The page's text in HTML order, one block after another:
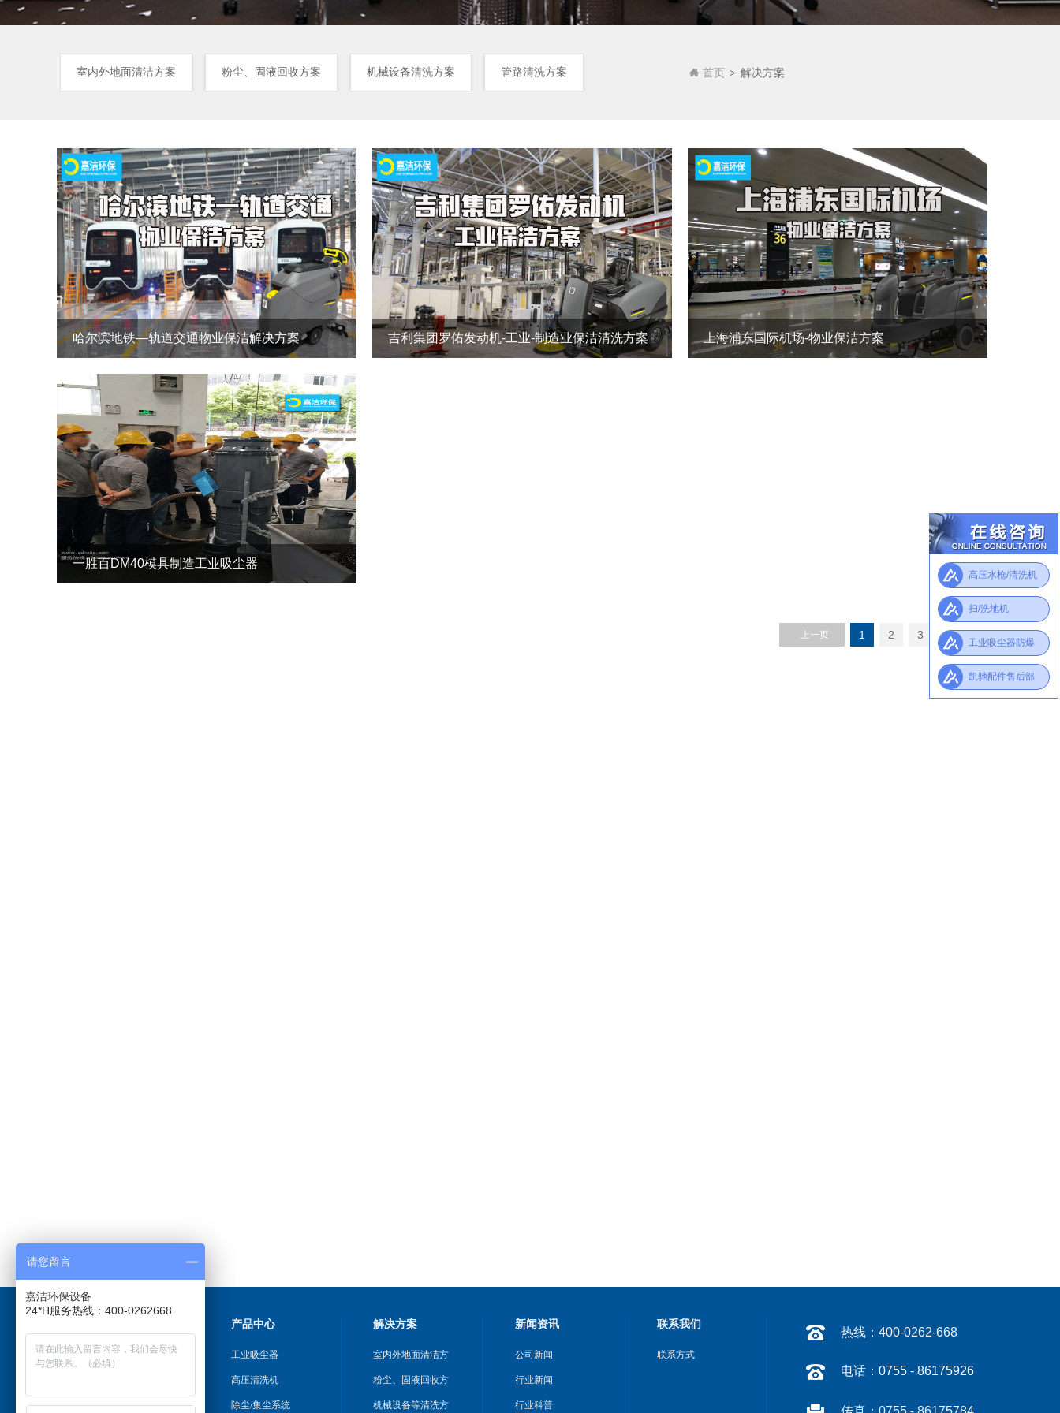
热线：400-0262-668
电话：0755 - 86175926
公司简介
产品中心
工业吸尘器
高压清洗机
除尘/集尘系统
解决方案
室内外地面清洁方
案
粉尘、固液回收方
案
机械设备等清洗方
新闻资讯
公司新闻
行业新闻
行业科普
联系我们
联系方式
首页 > 解决方案
室内外地面清洁方案 粉尘、固液回收方案 机械设备清洗方案 管路清洗方案
哈尔滨地铁—轨道交通物业保洁解决方案 吉利集团罗佑发动机-工业-制造业保洁清洗方案
浙江吉利罗佑发动机有限公司位于北仑经济开发区
恒山路浙江吉利汽车有限公司厂区内。浙江金刚汽
车有限公司以及浙江金刚汽车零部件研究开发有限
公司四家企业投资组建。此次采购为罗佑发动机厂
新厂区道路清扫项目
查看详情 +
上海浦东国际机场-物业保洁方案
东国际机场-物业保洁方案
上海浦东国际机场于1999年建成， 1999年9月16日
一期工程建成通航， 2005年3月17日机场第二跑道
正式启用， 2008年3月26日扩建工程第二航站楼及
第三跑道正式通航启用， 2008年3月26日机场扩建
工程第二航站楼及第三跑道正式通航启用，
一胜百DM40模具制造工业吸尘器
上一页 1 2 3 下一页
高压水枪/清洗机
扫/洗地机
工业吸尘器防爆
凯驰配件售后部
高压水枪/清洗机
扫/洗地机
工业吸尘器防爆
凯驰配件售后部
高压水枪/清洗机
扫/洗地机
工业吸尘器防爆
凯驰配件售后部
在线咨询
工业防爆吸尘器
高压水枪/清洗机
扫/洗地机
请您留言
嘉洁环保设备
24*H服务热线：400-0262668